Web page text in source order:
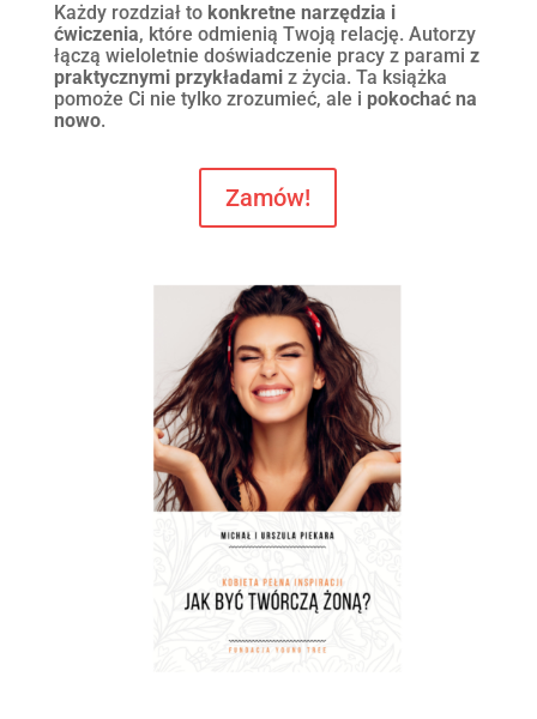
Każdy rozdział to konkretne narzędzia i
ćwiczenia, które odmienią Twoją relację. Autorzy
łączą wieloletnie doświadczenie pracy z parami z
praktycznymi przykładamiz życia. Ta książka
pomoże Ci nie tylko zrozumieć, ale i pokochać na
nowo.
Zamów!